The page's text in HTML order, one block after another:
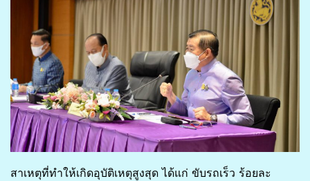
สาเหตุที่ทำให้เกิดอุบัติเหตุสูงสุด ได้แก่ ขับรถเร็ว ร้อยละ